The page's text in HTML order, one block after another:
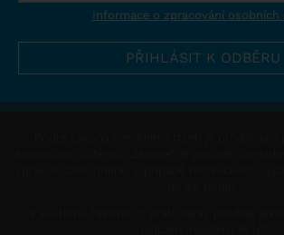
Informace o zpracování osobních